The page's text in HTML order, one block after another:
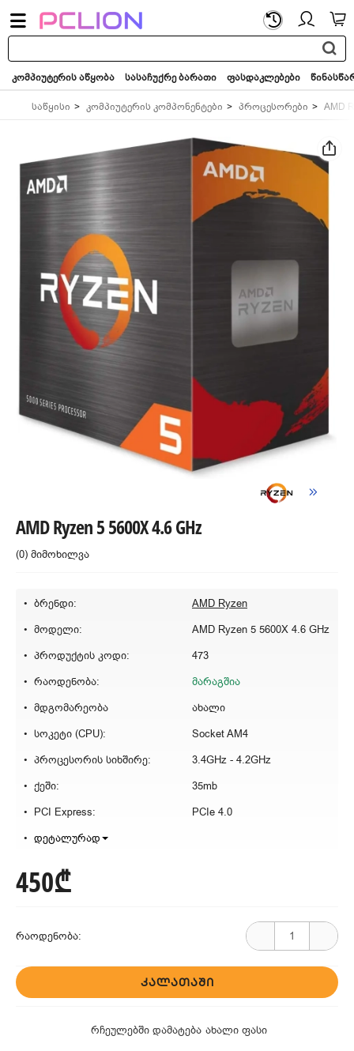
საძიებო
სიტყვა...
კომპიუტერის აწყობა სასაჩუქრე ბარათი ფასდაკლებები
საწყისი კომპიუტერის კომპონენტები პროცესორები AMD
AMD Ryzen 5 5600X 4.6 GHz
(0) მიმოხილვა
ბრენდი:
AMD Ryzen
მოდელი:
AMD Ryzen 5 5600X 4.6 GHz
პროდუქტის კოდი:
473
რაოდენობა:
მარაგშია
მდგომარეობა
ახალი
სოკეტი (CPU):
Socket AM4
პროცესორის სიხშირე:
3.4GHz - 4.2GHz
ქეში:
35mb
PCI Express:
PCIe 4.0
დეტალურად
450₾
რაოდენობა:
ᲙᲐᲚᲐᲗᲐᲨᲘ
რჩეულებში დამატება ახალი ფასი